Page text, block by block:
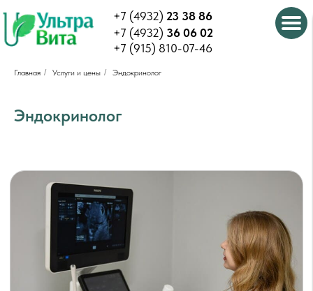
+7 (4932) 23 38 86
+7 (4932) 36 06 02
+7 (915) 810-07-46
Главная / Услуги и цены / Эндокринолог
Эндокринолог